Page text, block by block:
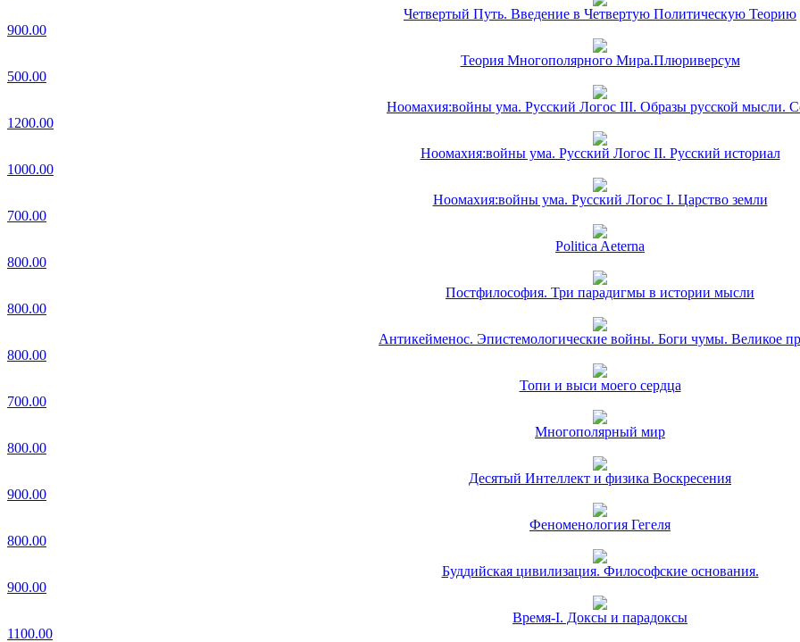
Четвертый Путь. Введение в Четвертую Политическую Теорию
900.00
Теория Многополярного Мира.Плюриверсум
500.00
Ноомахия:войны ума. Русский Логос III. Образы русской мысли.
1200.00
Ноомахия:войны ума. Русский Логос II. Русский историал
1000.00
Ноомахия:войны ума. Русский Логос I. Царство земли
700.00
Politica Aeterna
800.00
Постфилософия. Три парадигмы в истории мысли
800.00
Антикейменос. Эпистемологические войны. Боги чумы. Великое
800.00
Топи и выси моего сердца
700.00
Многополярный мир
800.00
Десятый Интеллект и физика Воскресения
900.00
Феноменология Гегеля
800.00
Буддийская цивилизация. Философские основания.
900.00
Время-I. Доксы и парадоксы
1100.00